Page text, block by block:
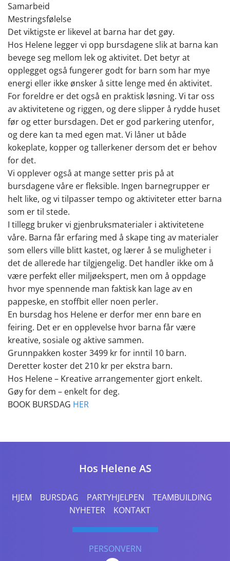
Samarbeid
Mestringsfølelse
Det viktigste er likevel at barna har det gøy.
Hos Helene legger vi opp bursdagene slik at barna kan
bevege seg mellom lek og aktivitet. Det betyr at
opplegget også fungerer godt for barn som har mye
energi eller ikke ønsker å sitte lenge med én aktivitet.
For foreldre er det også en praktisk løsning. Vi tar oss
av aktivitetene og riggen, og dere slipper å rydde huset
før og etter bursdagen. Det er god parkering utenfor,
og dere kan ta med egen mat. Vi låner ut både
kokeplate, kopper og tallerkener dersom det er behov
for det.
Vi opplever også at mange setter pris på at
bursdagene våre er fleksible. Ingen barnegrupper er
helt like, og vi tilpasser tempo og aktiviteter etter barna
som er til stede.
I tillegg bruker vi gjenbruksmaterialer i aktivitetene
våre. Barna får erfaring med å skape ting av materialer
som ellers ville blitt kastet, og lærer å se muligheter i
det de allerede har tilgjengelig. Det handler ikke om å
være perfekt eller miljøekspert, men om å oppdage
hvor mye spennende man faktisk kan lage av en
pappeske, en stoffbit eller noen perler.
En bursdag hos Helene er derfor mer enn bare en
feiring. Det er en opplevelse hvor barna får være
kreative, sosiale og aktive sammen.
Grunnpakken koster 3499 kr for inntil 10 barn.
Deretter koster det 210 kr per ekstra barn.
Hos Helene – Kreative arrangementer gjort enkelt.
Gøy for dem – enkelt for deg.
BOOK BURSDAG HER
Hos Helene AS
HJEM BURSDAG PARTYHJELPEN
TEAMBUILDING
NYHETER
KONTAKT
PERSONVERN